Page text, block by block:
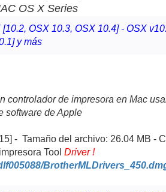
OS X Series
OSX 10.3, OSX 10.4] - OSX
y más
controlador de impresora en Mac
software de Apple
- Tamaño del archivo: 26.04 MB -
Tool Driver !